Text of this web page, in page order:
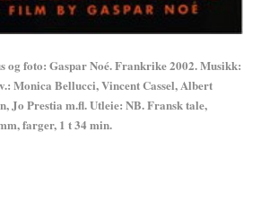
og foto: Gaspar Noé. Frankrike 2002. Musikk:
Monica Bellucci, Vincent Cassel, Albert
Jo Prestia m.fl. Utleie: NB. Fransk tale,
farger, 1 t 34 min.